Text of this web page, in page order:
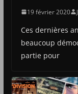
19 février 2020
Ces dernières
beaucoup
partie pour